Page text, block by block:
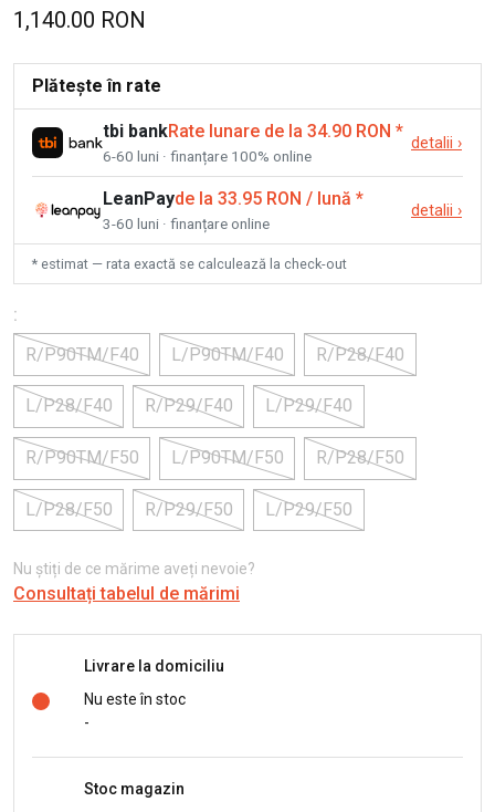
1,140.00 RON
Plătește în rate
tbi bankRate lunare de la 34.90 RON *
6-60 luni · finanțare 100% online
detalii ›
LeanPayde la 33.95 RON / lună *
3-60 luni · finanțare online
detalii ›
* estimat — rata exactă se calculează la check-out
:
R/P90TM/F40
L/P90TM/F40 R/P28/F40
L/P28/F40 R/P29/F40 L/P29/F40
R/P90TM/F50 L/P90TM/F50 R/P28/F50
L/P28/F50 R/P29/F50 L/P29/F50
Nu știți de ce mărime aveți nevoie?
Consultați tabelul de mărimi
Livrare la domiciliu
Nu este în stoc
-
Stoc magazin